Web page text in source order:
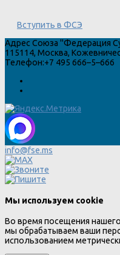
Вступить в ФСЭ
Адрес Союза "Федерация
115114, Москва,
Телефон:+7 495 666–5–666
info@fse.ms
Мы используем cookie
Во время посещения
мы обрабатываем ваши
использованием